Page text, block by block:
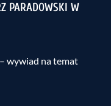
PARADOWSKI W
wywiad na temat